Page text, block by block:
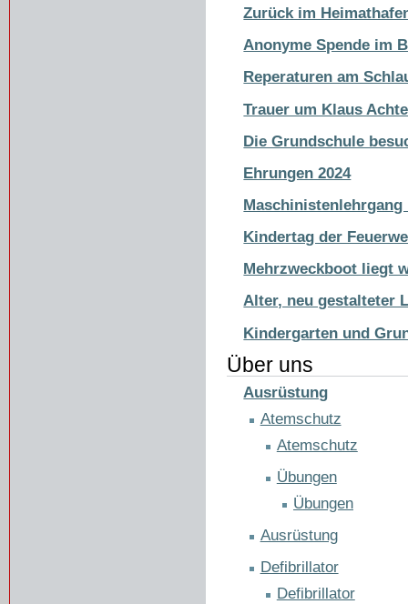
Zurück im
Anonyme Spende im
Reperaturen am
Trauer um Klaus
Die Grundschule
Ehrungen 2024
Maschinistenlehrgang
Kindertag der
Mehrzweckboot liegt
Alter, neu gestalteter
Kindergarten und
Über uns
Ausrüstung
Atemschutz
Atemschutz
Übungen
Übungen
Ausrüstung
Defibrillator
Defibrillator